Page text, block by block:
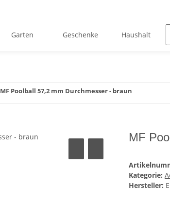
Garten Geschenke Haushalt
MF Poolball 57,2 mm Durchmesser - braun
MF
Kategorie:
Hersteller: